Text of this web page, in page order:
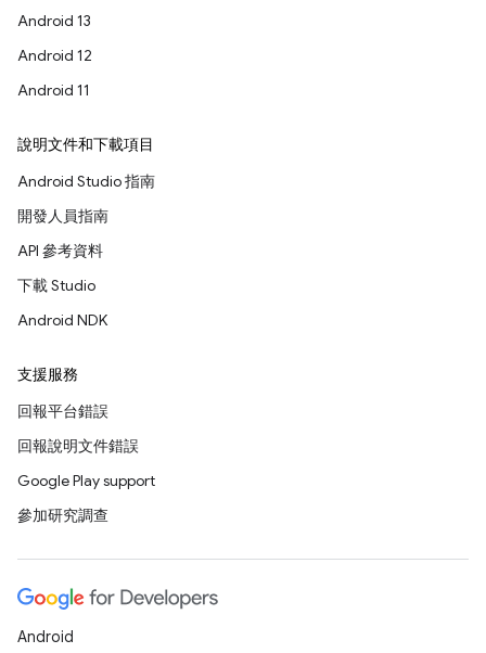
Android 13
Android 12
Android 11
說明文件和下載項目
Android Studio 指南
開發人員指南
API 參考資料
下載 Studio
Android NDK
支援服務
回報平台錯誤
回報說明文件錯誤
Google Play support
參加研究調查
Android